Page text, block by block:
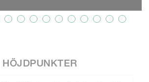
HÖJDPUNKTER